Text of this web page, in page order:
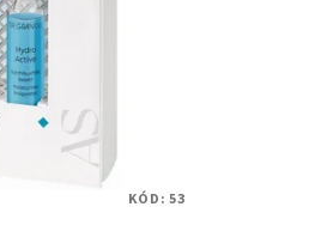
KÓD:53